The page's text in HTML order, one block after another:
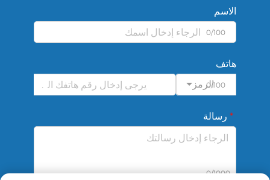
الاسم
0/100
هاتف
الرمز0/100
رسالة
0/1000